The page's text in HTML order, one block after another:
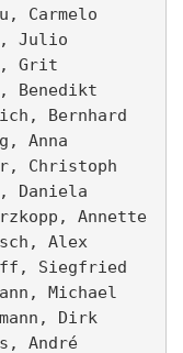
Carmelo
Julio
Grit
Benedikt
Bernhard
Anna
Christoph
Daniela
Annette
Alex
Siegfried
Michael
Dirk
André